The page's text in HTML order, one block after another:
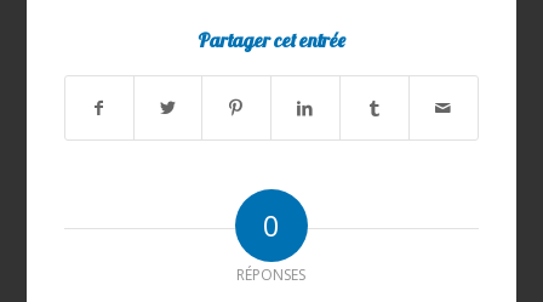
Partager cet entrée
0
RÉPONSES